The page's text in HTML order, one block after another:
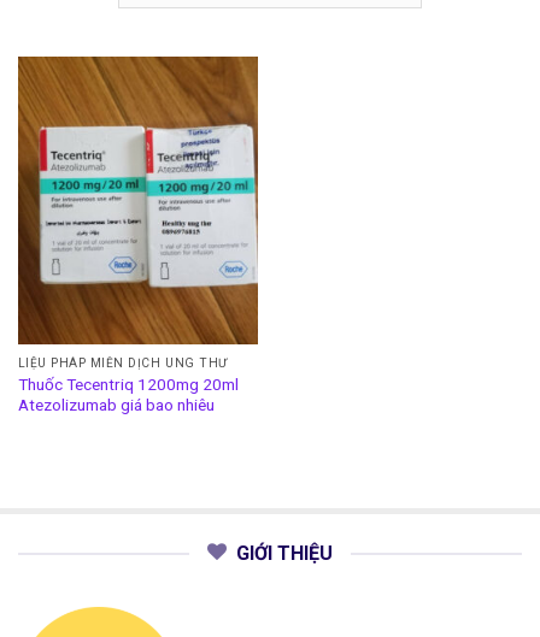
LIỆU PHÁP MIỄN DỊCH UNG THƯ
Thuốc Tecentriq 1200mg 20ml
Atezolizumab giá bao nhiêu
GIỚI THIỆU